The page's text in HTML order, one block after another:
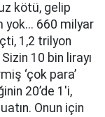
kötü, gelip
yok... 660 milyar
1,2 trilyon
10 bin lirayı
‘çok para’
20’de 1'i,
Onun için